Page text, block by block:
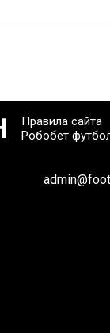
Правила сайта
Робобет